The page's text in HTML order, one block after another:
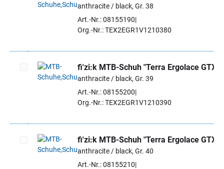
Artikel auswählen
anthracite / black, Gr. 38
Art.-Nr.: 08155190
Org.-Nr.: TEX2EGR1V1210380
Artikel auswählen
fi'zi:k MTB-Schuh "Terra Ergolace GTX"
anthracite / black, Gr. 39
Art.-Nr.: 08155200
Org.-Nr.: TEX2EGR1V1210390
Artikel auswählen
fi'zi:k MTB-Schuh "Terra Ergolace GTX"
anthracite / black, Gr. 40
Art.-Nr.: 08155210